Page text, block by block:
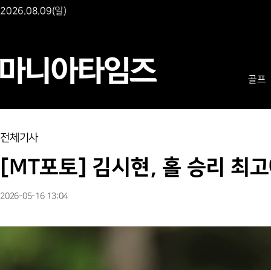
2026.08.09(일)
골프
전체기사
[MT포토] 김시현, 홀 승리 최
2026-05-16 13:04